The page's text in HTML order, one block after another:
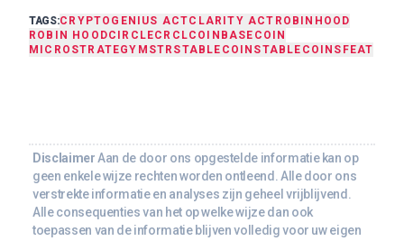
TAGS:CRYPTO GENIUS ACTCLARITY ACT ROBINHOOD
ROBIN HOODCIRCLECRCLCOINBASE COIN
MICROSTRATEGY MSTRSTABLECOIN STABLECOINS FEAT
Disclaimer Aan de door ons opgestelde informatie kan op
geen enkele wijze rechten worden ontleend. Alle door ons
verstrekte informatie en analyses zijn geheel vrijblijvend.
Alle consequenties van het op welke wijze dan ook
toepassen van de informatie blijven volledig voor uw eigen